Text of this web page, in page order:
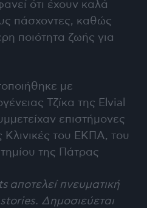
ότι έχουν καλά
πάσχοντες, καθώς
ποιότητα ζωής για
με
Τζίκα της Elvial
επιστήμονες
Κλινικές του ΕΚΠΑ, του
της Πάτρας
αποτελεί πνευματική
Δημοσιεύεται